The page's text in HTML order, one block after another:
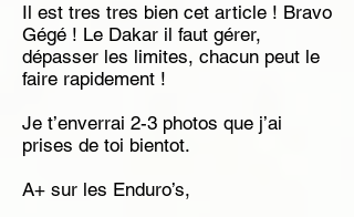
Il est tres tres bien cet article ! Bravo
Gégé ! Le Dakar il faut gérer,
dépasser les limites, chacun peut le
faire rapidement !
Je t’enverrai 2-3 photos que j’ai
prises de toi bientot.
A+ sur les Enduro’s,